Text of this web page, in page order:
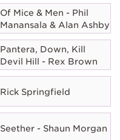
Of Mice & Men - Phil
Manansala & Alan Ashby
Pantera, Down, Kill
Devil Hill - Rex Brown
Rick Springfield
Seether - Shaun Morgan